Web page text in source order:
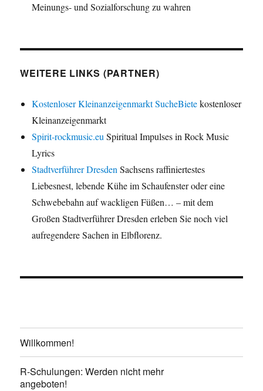
Meinungs- und Sozialforschung zu wahren
WEITERE LINKS (PARTNER)
Kostenloser Kleinanzeigenmarkt SucheBietekostenloser
Kleinanzeigenmarkt
Spirit-rockmusic.eu Spiritual Impulses in Rock Music
Lyrics
Stadtverführer Dresden Sachsens raffiniertestes
Liebesnest, lebende Kühe im Schaufenster oder eine
Schwebebahn auf wackligen Füßen… – mit dem
Großen Stadtverführer Dresden erleben Sie noch viel
aufregendere Sachen in Elbflorenz.
Willkommen!
R-Schulungen: Werden nicht mehr
angeboten!